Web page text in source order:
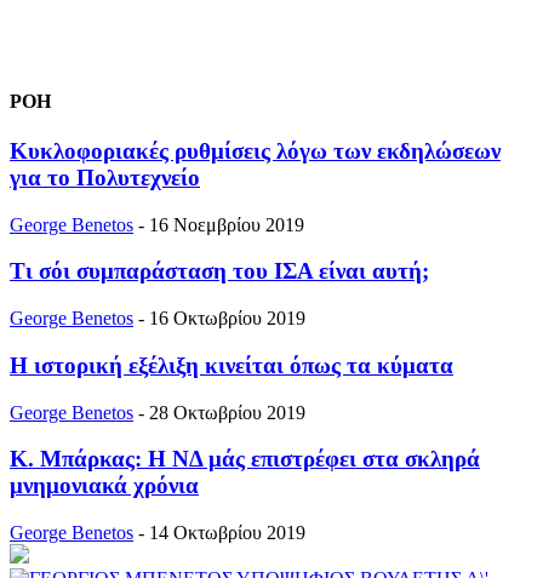
ΡΟΗ
Κυκλοφοριακές ρυθμίσεις λόγω των εκδηλώσεων
για το Πολυτεχνείο
George Benetos - 16 Νοεμβρίου 2019
Τι σόι συμπαράσταση του ΙΣΑ είναι αυτή;
George Benetos - 16 Οκτωβρίου 2019
Η ιστορική εξέλιξη κινείται όπως τα κύματα
George Benetos - 28 Οκτωβρίου 2019
Κ. Μπάρκας: Η ΝΔ μάς επιστρέφει στα σκληρά
μνημονιακά χρόνια
George Benetos - 14 Οκτωβρίου 2019